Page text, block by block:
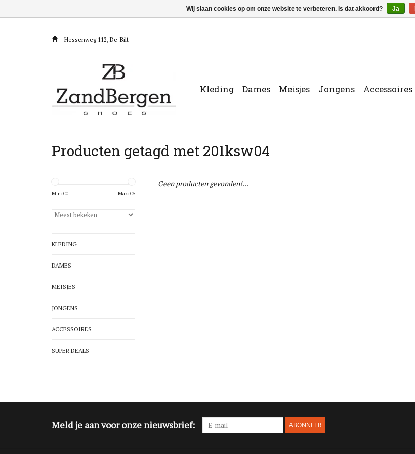
Hessenweg 112, De-Bilt
Kleding Dames Meisjes Jongens Accessoires
Producten getagd met 201ksw04
Min: €0 Max: €5
KLEDING
DAMES
MEISJES
JONGENS
ACCESSOIRES
SUPER DEALS
Geen producten gevonden!...
Meld je aan voor onze nieuwsbrief: ABONNEER
Wij slaan cookies op om onze website te verbeteren. Is dat akkoord? Ja